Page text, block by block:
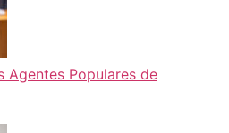
Agentes Populares de